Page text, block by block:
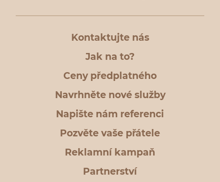
Kontaktujte nás
Jak na to?
Ceny předplatného
Navrhněte nové služby
Napište nám referenci
Pozvěte vaše přátele
Reklamní kampaň
Partnerství